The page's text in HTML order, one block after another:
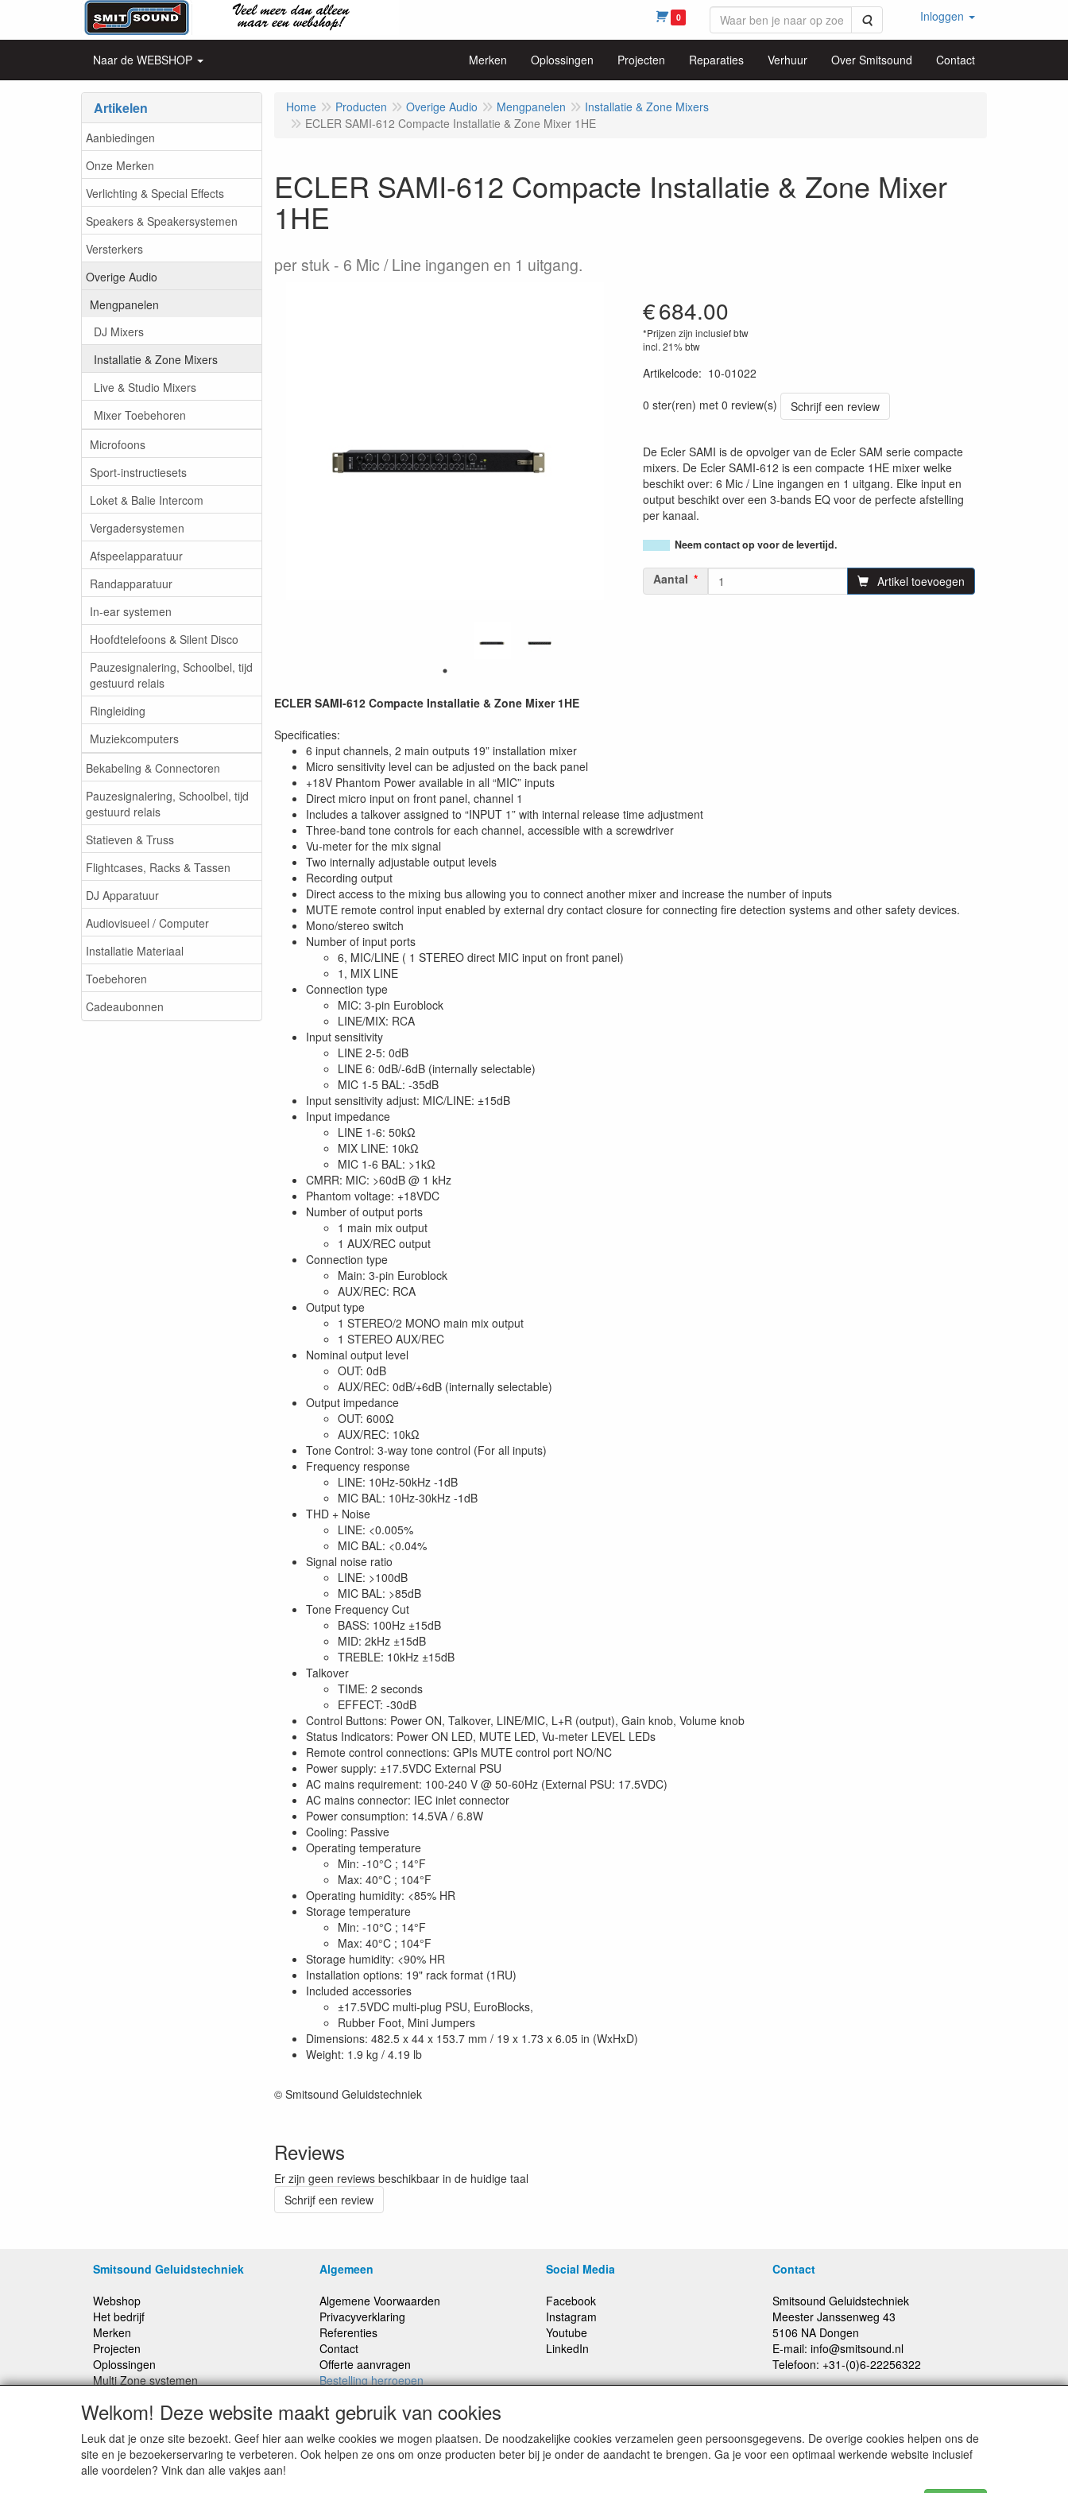
0 Zoeken Inloggen
Naar de WEBSHOP Merken Oplossingen Projecten Reparaties Verhuur Over Smitsound Contact
Artikelen
Aanbiedingen
Onze Merken
Verlichting & Special Effects
Speakers & Speakersystemen
Versterkers
Overige Audio
Mengpanelen
DJ Mixers
Installatie & Zone Mixers
Live & Studio Mixers
Mixer Toebehoren
Microfoons
Sport-instructiesets
Loket & Balie Intercom
Vergadersystemen
Afspeelapparatuur
Randapparatuur
In-ear systemen
Hoofdtelefoons & Silent Disco
Pauzesignalering, Schoolbel, tijd
gestuurd relais
Ringleiding
Muziekcomputers
Bekabeling & Connectoren
Pauzesignalering, Schoolbel, tijd
gestuurd relais
Statieven & Truss
Flightcases, Racks & Tassen
DJ Apparatuur
Audiovisueel / Computer
Installatie Materiaal
Toebehoren
Cadeaubonnen
Home Producten Overige Audio Mengpanelen
Installatie & Zone Mixers
ECLER SAMI-612 Compacte Installatie & Zone Mixer 1HE
ECLER SAMI-612 Compacte Installatie & Zone Mixer
1HE
per stuk 6 Mic / Line ingangen en 1 uitgang.
€684.00
*Prijzen zijn inclusief btw
incl. 21% btw
Artikelcode: 10-01022
0 ster(ren) met 0 review(s)
Schrijf een review
De Ecler SAMI is de opvolger van de Ecler SAM serie compacte
mixers. De Ecler SAMI-612 is een compacte 1HE mixer welke
beschikt over: 6 Mic / Line ingangen en 1 uitgang. Elke input en
output beschikt over een 3-bands EQ voor de perfecte afstelling
per kanaal.
Neem contact op voor de levertijd.
Aantal Artikel toevoegen
ECLER SAMI-612 Compacte Installatie & Zone Mixer 1HE
Specificaties:
6 input channels, 2 main outputs 19” installation mixer
Micro sensitivity level can be adjusted on the back panel
+18V Phantom Power available in all “MIC” inputs
Direct micro input on front panel, channel 1
Includes a talkover assigned to “INPUT 1” with internal release time adjustment
Three-band tone controls for each channel, accessible with a screwdriver
Vu-meter for the mix signal
Two internally adjustable output levels
Recording output
Direct access to the mixing bus allowing you to connect another mixer and increase the number of inputs
MUTE remote control input enabled by external dry contact closure for connecting fire detection systems and other safety devices.
Mono/stereo switch
Number of input ports
6, MIC/LINE ( 1 STEREO direct MIC input on front panel)
1, MIX LINE
Connection type
MIC: 3-pin Euroblock
LINE/MIX: RCA
Input sensitivity
LINE 2-5: 0dB
LINE 6: 0dB/-6dB (internally selectable)
MIC 1-5 BAL: -35dB
Input sensitivity adjust: MIC/LINE: ±15dB
Input impedance
LINE 1-6: 50kΩ
MIX LINE: 10kΩ
MIC 1-6 BAL: >1kΩ
CMRR: MIC: >60dB @ 1 kHz
Phantom voltage: +18VDC
Number of output ports
1 main mix output
1 AUX/REC output
Connection type
Main: 3-pin Euroblock
AUX/REC: RCA
Output type
1 STEREO/2 MONO main mix output
1 STEREO AUX/REC
Nominal output level
OUT: 0dB
AUX/REC: 0dB/+6dB (internally selectable)
Output impedance
OUT: 600Ω
AUX/REC: 10kΩ
Tone Control: 3-way tone control (For all inputs)
Frequency response
LINE: 10Hz-50kHz -1dB
MIC BAL: 10Hz-30kHz -1dB
THD + Noise
LINE: <0.005%
MIC BAL: <0.04%
Signal noise ratio
LINE: >100dB
MIC BAL: >85dB
Tone Frequency Cut
BASS: 100Hz ±15dB
MID: 2kHz ±15dB
TREBLE: 10kHz ±15dB
Talkover
TIME: 2 seconds
EFFECT: -30dB
Control Buttons: Power ON, Talkover, LINE/MIC, L+R (output), Gain knob, Volume knob
Status Indicators: Power ON LED, MUTE LED, Vu-meter LEVEL LEDs
Remote control connections: GPIs MUTE control port NO/NC
Power supply: ±17.5VDC External PSU
AC mains requirement: 100-240 V @ 50-60Hz (External PSU: 17.5VDC)
AC mains connector: IEC inlet connector
Power consumption: 14.5VA / 6.8W
Cooling: Passive
Operating temperature
Min: -10°C ; 14°F
Max: 40°C ; 104°F
Operating humidity: <85% HR
Storage temperature
Min: -10°C ; 14°F
Max: 40°C ; 104°F
Storage humidity: <90% HR
Installation options: 19" rack format (1RU)
Included accessories
±17.5VDC multi-plug PSU, EuroBlocks,
Rubber Foot, Mini Jumpers
Dimensions: 482.5 x 44 x 153.7 mm / 19 x 1.73 x 6.05 in (WxHxD)
Weight: 1.9 kg / 4.19 lb
© Smitsound Geluidstechniek
Reviews
Er zijn geen reviews beschikbaar in de huidige taal
Schrijf een review
Smitsound Geluidstechniek
Webshop
Het bedrijf
Merken
Projecten
Oplossingen
Multi Zone systemen
Onderhoud en Reparaties
Algemeen
Algemene Voorwaarden
Privacyverklaring
Referenties
Contact
Offerte aanvragen
Bestelling herroepen
Social Media
Facebook
Instagram
Youtube
LinkedIn
Contact
Smitsound Geluidstechniek
Meester Janssenweg 43
5106 NA Dongen
E-mail: info@smitsound.nl
Telefoon: +31-(0)6-22256322
Bestellingen binnen Nederland, ongeacht gewicht,
verstuurd voor € 6,95
Prijzen inclusief 21% BTW, tenzij anders vermeldt Prijswijzigingen en typefouten voorbehouden
Welkom! Deze website maakt gebruik van cookies
Leuk dat je onze site bezoekt. Geef hier aan welke cookies we mogen plaatsen. De noodzakelijke cookies verzamelen geen persoonsgegevens. De overige cookies helpen ons de
site en je bezoekerservaring te verbeteren. Ook helpen ze ons om onze producten beter bij je onder de aandacht te brengen. Ga je voor een optimaal werkende website inclusief
alle voordelen? Vink dan alle vakjes aan!